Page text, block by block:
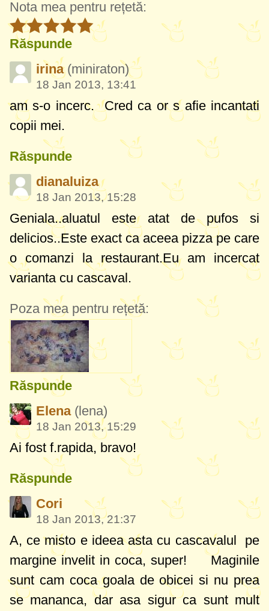
Nota mea pentru rețetă:
Răspunde
irina(miniraton)
18 Jan 2013, 13:41
am s-o incerc. Cred ca or s afie incantati
copii mei.
Răspunde
dianaluiza
18 Jan 2013, 15:28
Geniala..aluatul este atat de pufos si
delicios..Este exact ca aceea pizza pe care
o comanzi la restaurant.Eu am incercat
varianta cu cascaval.
Poza mea pentru rețetă:
Răspunde
Elena (lena)
18 Jan 2013, 15:29
Ai fost f.rapida, bravo!
Răspunde
Cori
18 Jan 2013, 21:37
A, ce misto e ideea asta cu cascavalul pe
margine invelit in coca, super!
Maginile
sunt cam coca goala de obicei si nu prea
se mananca, dar asa sigur ca sunt mult